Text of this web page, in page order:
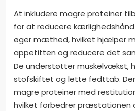
At inkludere magre proteiner
for at reducere
øger mæthed, hvilket hjælper
appetitten og reducere det
De understøtter muskelvækst,
stofskiftet og lette fedttab.
magre proteiner med
hvilket forbedrer præstationen